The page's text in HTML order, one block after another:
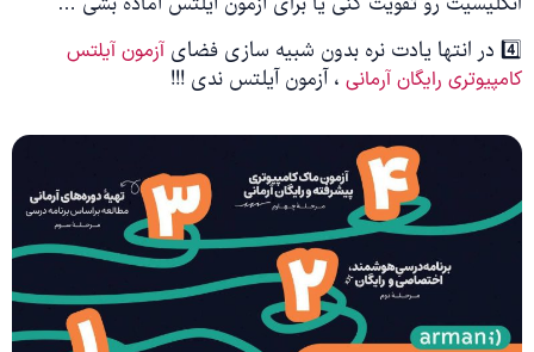
4️⃣ در انتها یادت نره بدون شبیه سازی فضای
آزمون آیلتس
کامپیوتری رایگان آرمانی ، آزمون آیلتس ندی !!!